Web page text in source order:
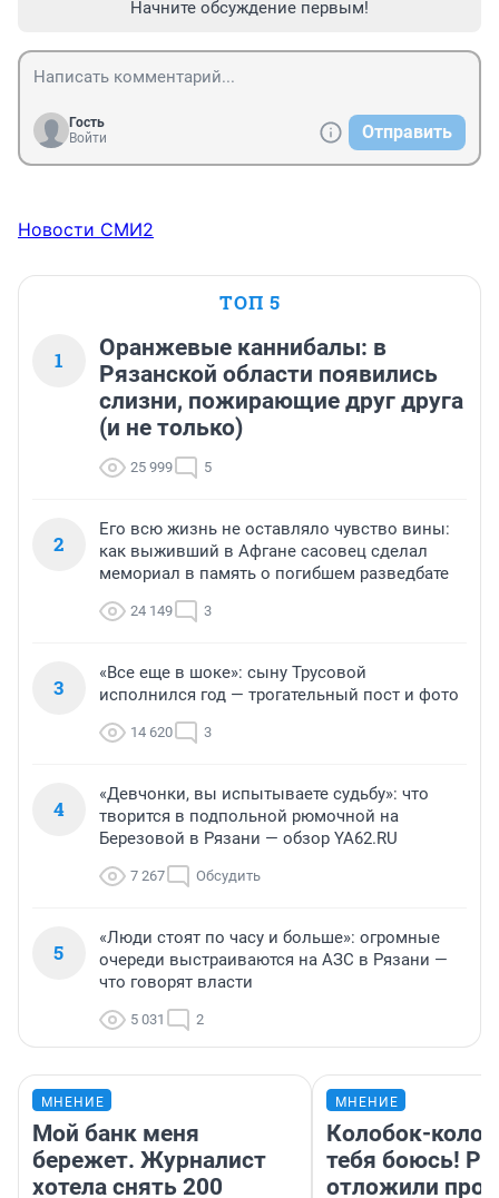
Начните обсуждение первым!
Гость
Войти
Отправить
Новости СМИ2
ТОП 5
1
Оранжевые каннибалы: в
Рязанской области появились
слизни, пожирающие друг друга
(и не только)
25 999 5
2
Его всю жизнь не оставляло чувство вины:
как выживший в Афгане сасовец сделал
мемориал в память о погибшем разведбате
24 149 3
3
«Все еще в шоке»: сыну Трусовой
исполнился год — трогательный пост и фото
14 620 3
4
«Девчонки, вы испытываете судьбу»: что
творится в подпольной рюмочной на
Березовой в Рязани — обзор YA62.RU
7 267 Обсудить
5
«Люди стоят по часу и больше»: огромные
очереди выстраиваются на АЗС в Рязани —
что говорят власти
5 031 2
МНЕНИЕ
Мой банк меня
бережет. Журналист
хотела снять 200
МНЕНИЕ
Колобок-
тебя боюсь!
отложили